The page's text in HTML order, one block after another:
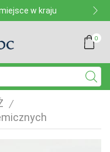
w kraju
0
/